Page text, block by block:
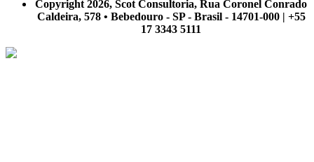
Copyright 2026, Scot Consultoria, Rua Coronel Conrado
Caldeira, 578 • Bebedouro - SP - Brasil - 14701-000 | +55
17 3343 5111